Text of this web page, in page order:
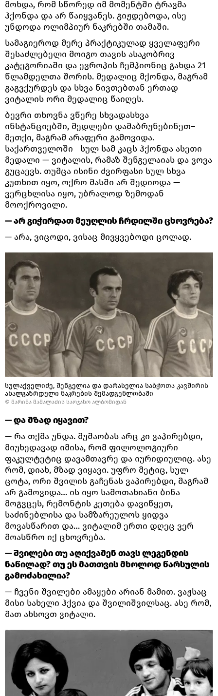
მოხდა, რომ სწორედ იმ მომენტში ტრავმა
ჰქონდა და არ წაიყვანეს. გიჟდებოდა, ისე
უნდოდა ოლიმპიურ ნაკრებში თამაში.
სამაგიეროდ მერე პრაქტიკულად ყველაფერი
შესაძლებელი მოიგო თავის ასაკობრივ
კატეგორიაში და ევროპის ჩემპიონიც გახდა 21
წლამდელთა შორის. მედალიც მქონდა, მაგრამ
გაგვქურდეს და სხვა ნივთებთან ერთად
ვიტალის ორი მედალიც წაიღეს.
ბევრი თხოვნა ვწერე სხვადასხვა
ინსტანციებში, მედლები დამაბრუნებინეთ–
მეთქი, მაგრამ არაფერი გამოვიდა.
საქართველოში სულ სამ კაცს ჰქონდა ასეთი
მედალი — ვიტალის, რამაზ შენგელაიას და ვოვა
გუცაევს. თუმცა ისინი ძვირფასი სულ სხვა
კუთხით იყო, ოქრო მასში არ შედიოდა —
ვერცხლისა იყო, უბრალოდ ზემოდან
მოოქროვილი.
— არ გიჭირდათ მეუღლის ჩრდილში ცხოვრება?
— არა, ვიცოდი, ვისაც მივყვებოდი ცოლად.
სულაქველიძე, შენგელია და დარასელია საბჭოთა კავშირის
ახალგაზრდული ნაკრების შემადგენლობაში
© მარინა მამალაძის საოჯახო ალბომიდან
— და მზად იყავით?
— რა თქმა უნდა. მუშაობას არც კი ვაპირებდი,
მიუხედავად იმისა, რომ ფილოლოგიური
ფაკულტეტიც დავამთავრე და იურიდიულიც. ასე
რომ, დიახ, მზად ვიყავი. უფრო მეტიც, სულ
ცოტა, ორი შვილის გაჩენას ვაპირებდი, მაგრამ
არ გამოვიდა… ის იყო სამოთახიანი ბინა
მოგვცეს, რემონტის კეთება დავიწყეთ,
საძინებლისა და სამზარეულოს ყიდვა
მოვასწარით და… ვიტალიმ ერთი დღეც ვერ
მოასწრო იქ ცხოვრება.
— შვილები თუ აღიქვამენ თავს ლეგენდის
ნაწილად? თუ ეს მათთვის მხოლოდ წარსულის
გამოძახილია?
— ჩვენი შვილები ამაყები არიან მამით. ვაჟსაც
მისი სახელი ჰქვია და შვილიშვილსაც. ასე რომ,
მათ ახსოვთ ვიტალი.